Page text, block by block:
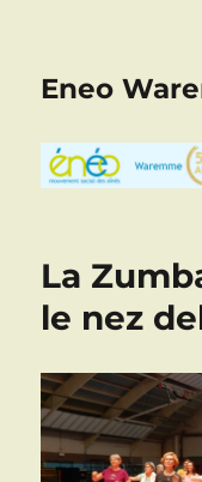
Eneo
La
le nez